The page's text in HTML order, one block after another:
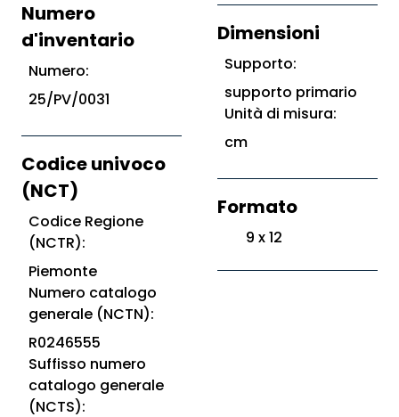
Numero
d'inventario
Numero:
25/PV/0031
Codice univoco
(NCT)
Codice Regione
(NCTR):
Piemonte
Numero catalogo
generale (NCTN):
R0246555
Suffisso numero
catalogo generale
(NCTS):
Dimensioni
Supporto:
supporto primario
Unità di misura:
cm
Formato
9 x 12